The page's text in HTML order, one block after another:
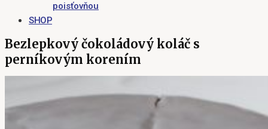
poisťovňou
SHOP
Bezlepkový čokoládový koláč s
perníkovým korením